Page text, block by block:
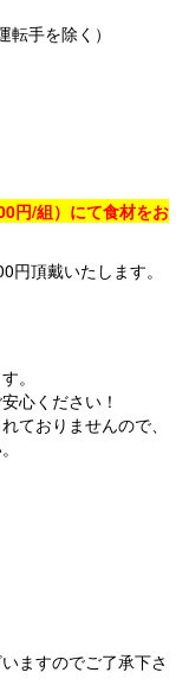
手を除く）
円/組）にて食材をお
頂戴いたします。
。
心ください！
ておりませんので、
ますのでご了承下さ